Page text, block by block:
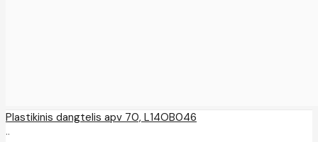
Plastikinis dangtelis apv 70, L14OB046
..